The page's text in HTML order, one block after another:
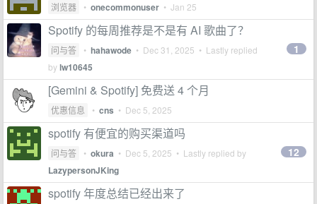
浏览器 • onecommonuser • Jan 25
Spotify 的每周推荐是不是有 AI 歌曲了？
问与答 • hahawode • Dec 31, 2025 • Lastly replied
bylw10645
1
[Gemini & Spotify] 免费送 4 个月
优惠信息 • cns • Dec 5, 2025
spotify 有便宜的购买渠道吗
问与答 • okura • Dec 5, 2025 • Lastly replied by
LazypersonJKing
12
spotify 年度总结已经出来了